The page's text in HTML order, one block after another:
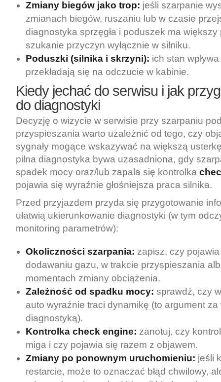
Zmiany biegów jako trop: jeśli szarpanie
zmianach biegów, ruszaniu lub w czasie
diagnostyka sprzęgła i poduszek ma
szukanie przyczyn wyłącznie w silniku.
Poduszki (silnika i skrzyni): ich stan
przekładają się na odczucie w kabinie.
Kiedy jechać do serwisu i jak
do diagnostyki
Decyzję o wizycie w serwisie przy szarpaniu
przyspieszania warto uzależnić od tego, czy
sygnały mogące wskazywać na większą
pilna diagnostyka bywa uzasadniona, gdy
spadek mocy oraz/lub zapala się kontrolka
pojawia się wyraźnie głośniejsza praca silnika.
Przed przyjazdem przyda się przygotowanie
ułatwią ukierunkowanie diagnostyki (w tym
monitoring parametrów):
Okoliczności szarpania: zapisz, czy
dodawaniu gazu, w trakcie przyspieszania
momentach zmiany obciążenia.
Zależność od spadku mocy: sprawdź, czy
auto wyraźnie traci dynamikę (to argument
diagnostyką).
Kontrolka check engine: zanotuj, czy
miga i czy pojawia się razem z objawem.
Zmiany po ponownym uruchomieniu: jeśli
restarcie, może to oznaczać błąd chwilowy,